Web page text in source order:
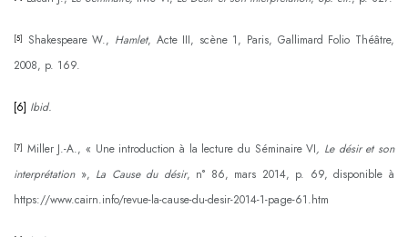
[5] Shakespeare W., Hamlet, Acte III, scène 1, Paris, Gallimard Folio Théâtre,
2008, p. 169.
[6] Ibid.
[7] Miller J.-A., « Une introduction à la lecture du Séminaire VI, Le désir et son
interprétation », La Cause du désir, n° 86, mars 2014, p. 69, disponible à
https://www.cairn.info/revue-la-cause-du-desir-2014-1-page-61.htm